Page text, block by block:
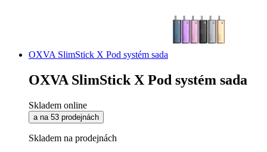
OXVA SlimStick X Pod systém sada
OXVA SlimStick X Pod systém sada
Skladem online
a na 53 prodejnách
Skladem na prodejnách